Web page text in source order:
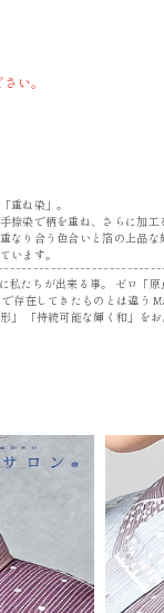
い。
重ね染」。
捺染で柄を重ね、さらに加
なり合う色合いと箔の上品
います。
私たちが出来る事。 ゼロ「
存在してきたものとは違う
」 「持続可能な輝く和」を